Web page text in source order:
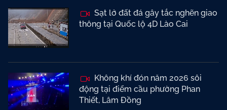
Sạt lở đất đá gây tắc nghẽn giao
thông tại Quốc lộ 4D Lào Cai
Không khí đón năm 2026 sôi
động tại điểm cầu phường Phan
Thiết, Lâm Đồng